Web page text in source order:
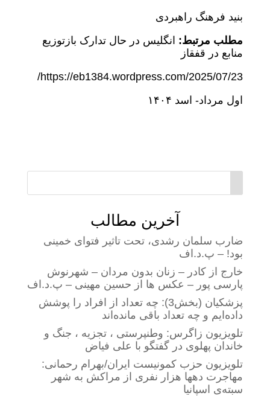
بنید فرهنگ راهبردی
مطلب مرتبط: انگلیس در حال تدارک بازتوزیع
منابع در قفقاز
https://eb1384.wordpress.com/2025/07/23/
اول مرداد- اسد ١۴٠۴
آخرین مطالب
ضارب سلمان رشدی، تحت تاثیر فتوای خمینی
بود! – پ.د.اف
خارج از کادر – زنان بدون مردان – شهرنوش
پارسی پور – عکس ها از حسین مهینی – پ.د.اف
پزشکیان (بخش3): چه تعداد از افراد را پوشش
داده‌ایم و چه تعداد باقی مانده‌اند
تلویزیون زاگرس: وطنپرستی ، تجزیه ، جنگ و
خاندان پهلوی در گفتگو با علی فیاض
تلویزیون حزب کمونیست ایران/بهرام رحمانی:
مهاجرت دهها هزار نفری از مراکش به شهر
سبته‌ی اسپانیا